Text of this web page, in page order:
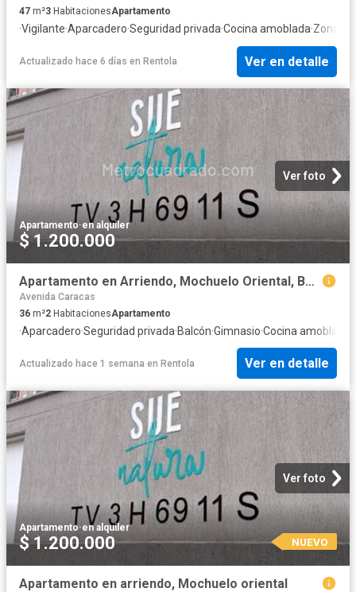
47 m²3 HabitacionesApartamento
·Vigilante·Aparcadero·Seguridad privada·Cocina amoblada·Zona
Actualizado hace 6 días en Rentola Ver en detalle
Ver foto
Apartamento·en alquiler
$ 1.200.000
Apartamento en Arriendo, Mochuelo Oriental, Bogotá D.C
Avenida Caracas
36 m²2 HabitacionesApartamento
·Aparcadero·Seguridad privada·Balcón·Gimnasio·Cocina amoblada
Actualizado hace 1 semana en Rentola Ver en detalle
Ver foto
Apartamento·en alquiler
$ 1.200.000 NUEVO
Apartamento en arriendo, Mochuelo oriental